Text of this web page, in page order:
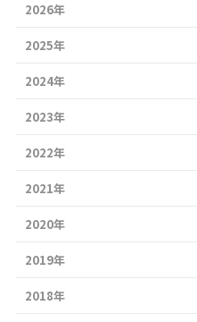
2026年
2025年
2024年
2023年
2022年
2021年
2020年
2019年
2018年